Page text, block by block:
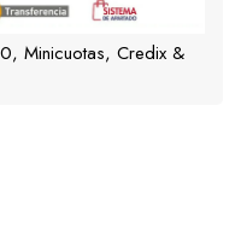
Minicuotas, Credix &